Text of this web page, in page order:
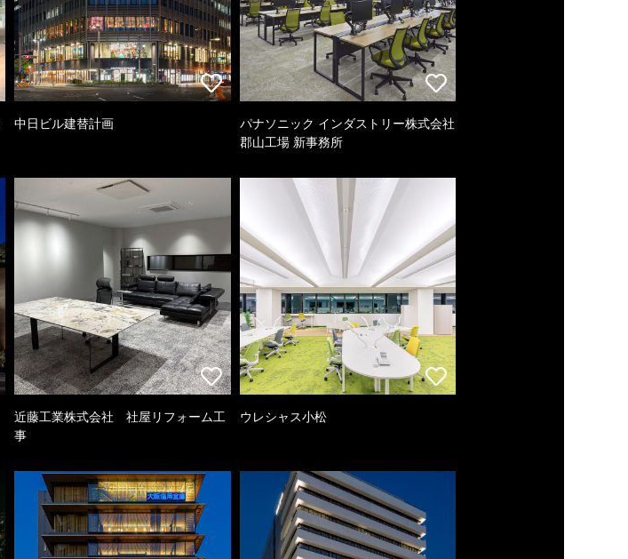
中日ビル建替計画
パナソニック インダストリー株式会社
郡山工場 新事務所
近藤工業株式会社 社屋リフォーム工
事
ウレシャス小松